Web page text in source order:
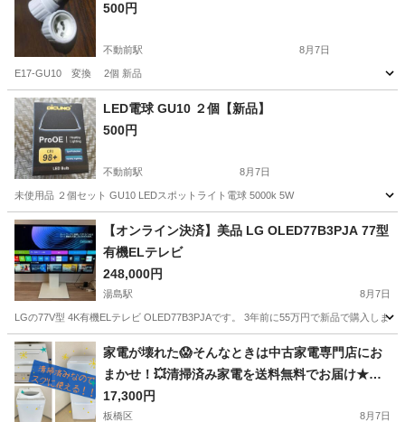
500円
不動前駅 8月7日
E17-GU10 変換 2個 新品
東京 品川区 不動前駅 生活家電 アダプター
LED電球 GU10 ２個【新品】
500円
不動前駅 8月7日
未使用品 ２個セット GU10 LEDスポットライト電球 5000k 5W
東京 品川区 不動前駅 生活家電 LED電球
【オンライン決済】美品 LG OLED77B3PJA 77型
有機ELテレビ
248,000円
湯島駅 8月7日
LGの77V型 4K有機ELテレビ OLED77B3PJAです。 3年前に55万円で新品で購入しま
東京 文京区 湯島駅 テレビ
家電が壊れた😱そんなときは中古家電専門店にお
まかせ！💥清掃済み家電を送料無料でお届け★★
☆
17,300円
板橋区 8月7日